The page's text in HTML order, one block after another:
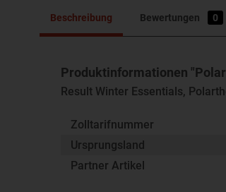
Beschreibung Bewertungen 0
Produktinformationen
Result Winter Essentials,
Zolltarifnummer
Ursprungsland
Partner Artikel